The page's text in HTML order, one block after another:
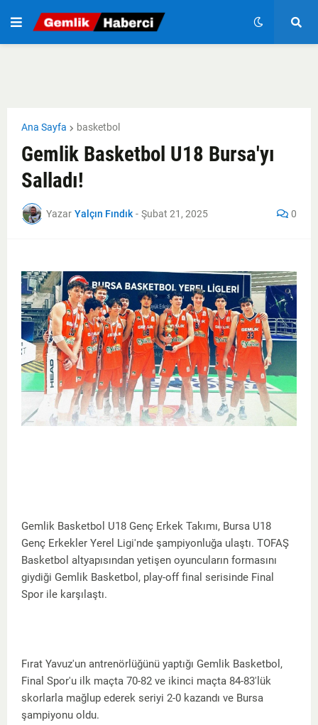
Ana Sayfa basketbol
Gemlik Basketbol U18 Bursa'yı
Salladı!
Yazar Yalçın Fındık - Şubat 21, 2025 0
Gemlik Basketbol U18 Genç Erkek Takımı, Bursa U18
Genç Erkekler Yerel Ligi'nde şampiyonluğa ulaştı. TOFAŞ
Basketbol altyapısından yetişen oyuncuların formasını
giydiği Gemlik Basketbol, play-off final serisinde Final
Spor ile karşılaştı.
Fırat Yavuz'un antrenörlüğünü yaptığı Gemlik Basketbol,
Final Spor'u ilk maçta 70-82 ve ikinci maçta 84-83'lük
skorlarla mağlup ederek seriyi 2-0 kazandı ve Bursa
şampiyonu oldu.